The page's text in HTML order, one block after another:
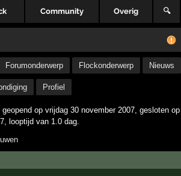
Community Overig 🔍
Forumonderwerp Flockonderwerp Nieuws
Profiel
geopend op vrijdag 30 november 2007, gesloten op
looptijd van 1.0 dag.